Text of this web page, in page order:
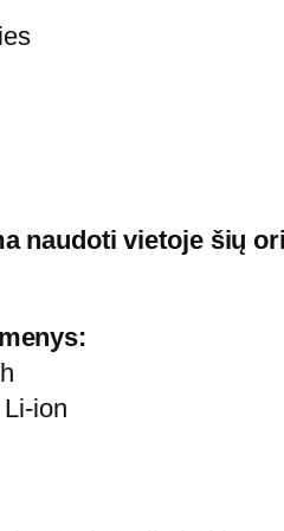
naudoti vietoje šių
ion